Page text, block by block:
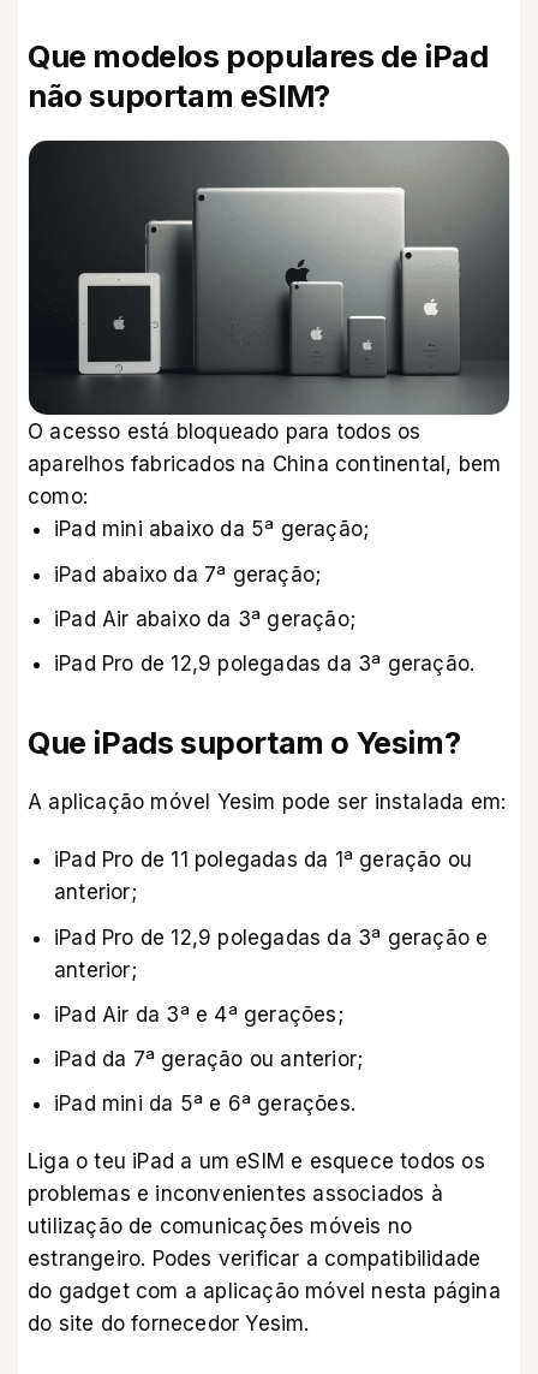
Que modelos populares de iPad
não suportam eSIM?
O acesso está bloqueado para todos os
aparelhos fabricados na China continental, bem
como:
iPad mini abaixo da 5ª geração;
iPad abaixo da 7ª geração;
iPad Air abaixo da 3ª geração;
iPad Pro de 12,9 polegadas da 3ª geração.
Que iPads suportam o Yesim?
A aplicação móvel Yesim pode ser instalada em:
iPad Pro de 11 polegadas da 1ª geração ou
anterior;
iPad Pro de 12,9 polegadas da 3ª geração e
anterior;
iPad Air da 3ª e 4ª gerações;
iPad da 7ª geração ou anterior;
iPad mini da 5ª e 6ª gerações.
Liga o teu iPad a um eSIM e esquece todos os
problemas e inconvenientes associados à
utilização de comunicações móveis no
estrangeiro. Podes verificar a compatibilidade
do gadget com a aplicação móvel nesta página
do site do fornecedor Yesim.